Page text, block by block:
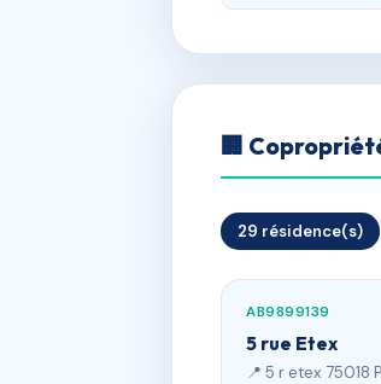
🏢
29 résidence(s)
AB9899139
5 rue Etex
📍 5 r etex 75018